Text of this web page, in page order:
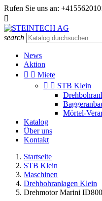
Rufen Sie uns an:

search
News
Aktion
  Miete
  STB Klein
Mörtel-
Katalog
Über uns
Kontakt
Startseite
STB Klein
Maschinen
Drehbohranlagen Klein
Drehmotor Marini ID800